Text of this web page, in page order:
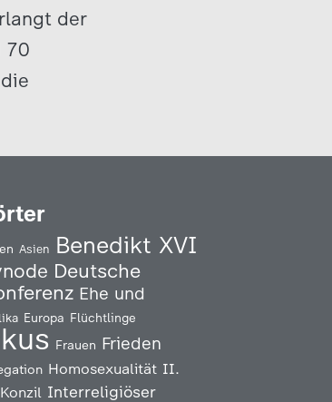
der
70
Asien Benedikt XVI
Deutsche
Ehe und
Europa Flüchtlinge
Frauen Frieden
Homosexualität II.
Interreligiöser